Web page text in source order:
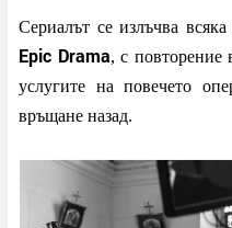
Сериалът се излъчва
Epic Drama, с
услугите на повечето
връщане назад.